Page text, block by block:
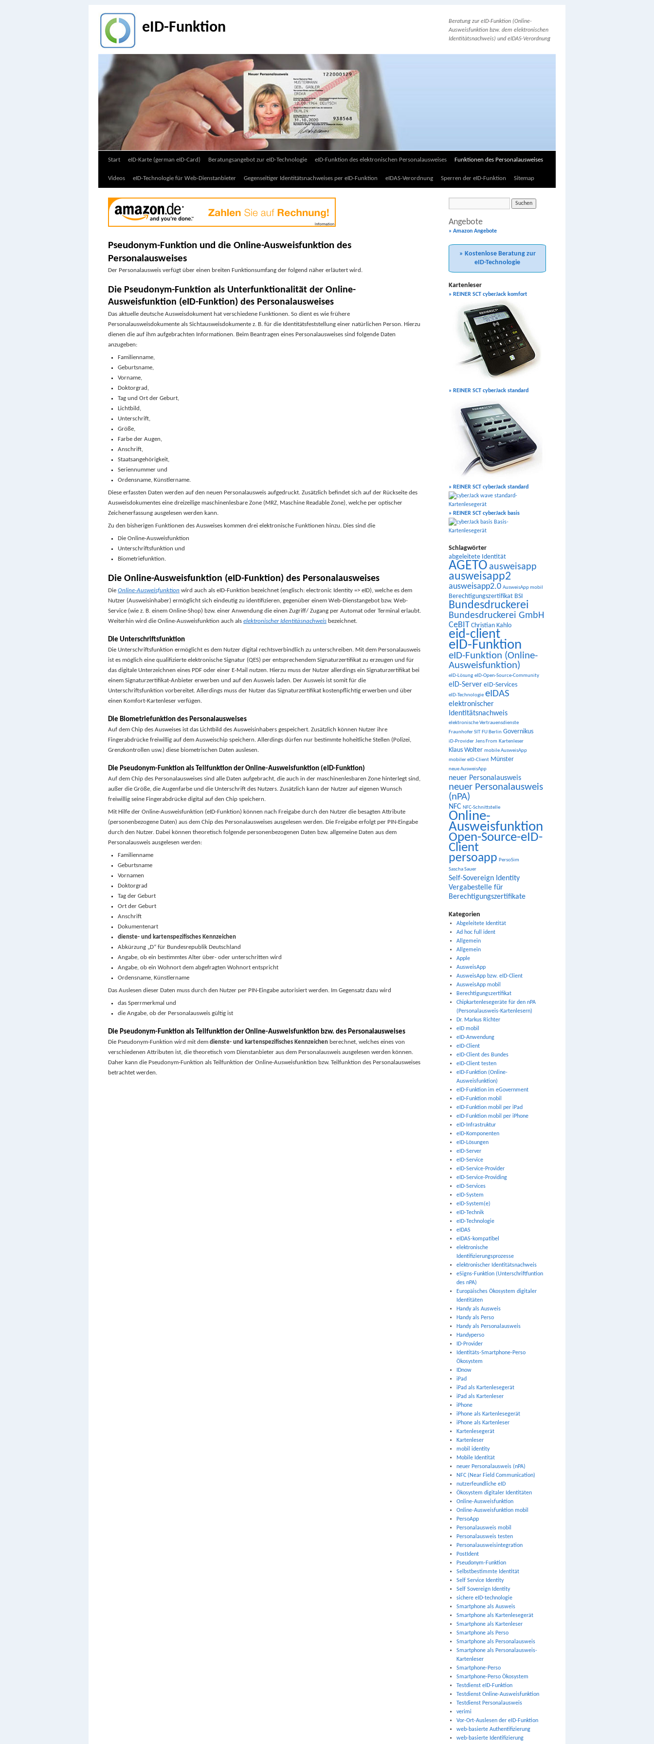
eID-Funktion
Beratung zur eID-Funktion (Online-
Ausweisfunktion bzw. dem elektronischen
Identitätsnachweis) und eIDAS-Verordnung
Zum
Inhalt
springen
Start eID-Karte (german eID-Card) Beratungsangebot zur eID-Technologie eID-Funktion des elektronischen Personalausweises Funktionen des Personalausweises
Videos eID-Technologie für Web-Dienstanbieter Gegenseitiger Identitätsnachweises per eID-Funktion eIDAS-Verordnung Sperren der eID-Funktion Sitemap
Pseudonym-Funktion und die Online-Ausweisfunktion des
Personalausweises
Der Personalausweis verfügt über einen breiten Funktionsumfang der folgend näher erläutert wird.
Die Pseudonym-Funktion als Unterfunktionalität der Online-
Ausweisfunktion (eID-Funktion) des Personalausweises
Das aktuelle deutsche Ausweisdokument hat verschiedene Funktionen. So dient es wie frühere
Personalausweisdokumente als Sichtausweisdokumente z. B. für die Identitätsfeststellung einer natürlichen Person. Hierzu
dienen die auf ihm aufgebrachten Informationen. Beim Beantragen eines Personalausweises sind folgende Daten
anzugeben:
Familienname,
Geburtsname,
Vorname,
Doktorgrad,
Tag und Ort der Geburt,
Lichtbild,
Unterschrift,
Größe,
Farbe der Augen,
Anschrift,
Staatsangehörigkeit,
Seriennummer und
Ordensname, Künstlername.
Diese erfassten Daten werden auf den neuen Personalausweis aufgedruckt. Zusätzlich befindet sich auf der Rückseite des
Ausweisdokumentes eine dreizeilige maschinenlesbare Zone (MRZ, Maschine Readable Zone), welche per optischer
Zeichenerfassung ausgelesen werden kann.
Zu den bisherigen Funktionen des Ausweises kommen drei elektronische Funktionen hinzu. Dies sind die
Die Online-Ausweisfunktion
Unterschriftsfunktion und
Biometriefunktion.
Die Online-Ausweisfunktion (eID-Funktion) des Personalausweises
Die Online-Ausweisfunktion wird auch als eID-Funktion bezeichnet (englisch: electronic Identity => eID), welche es dem
Nutzer (Ausweisinhaber) ermöglicht sich eindeutig zu identifizieren, gegenüber einem Web-Dienstangebot bzw. Web-
Service (wie z. B. einem Online-Shop) bzw. einer Anwendung die einen Zugriff/ Zugang per Automat oder Terminal erlaubt.
Weiterhin wird die Online-Ausweisfunktion auch als elektronischer Identitäsnachweis bezeichnet.
Die Unterschriftsfunktion
Die Unterschriftsfunktion ermöglicht es dem Nutzer digital rechtsverbindlich zu unterschreiben. Mit dem Personalausweis
ist es möglich eine qualifizierte elektronische Signatur (QES) per entsprechendem Signaturzertifikat zu erzeugen und für
das digitale Unterzeichnen eines PDF oder einer E-Mail nutzen. Hierzu muss der Nutzer allerdings ein Signaturzertifikat bei
einem Signaturzertifikat-Anbieter erwerben und auf den Ausweis laden. Der Ausweis ist somit für die
Unterschriftsfunktion vorbereitet. Allerdings muss der Nutzer das Signaturzertifikat kostenpflichtig erwerben und über
einen Komfort-Kartenleser verfügen.
Die Biometriefunktion des Personalausweises
Auf dem Chip des Ausweises ist das Lichtbild des Ausweisinhabers gespeichert. Zusätzlich können Nutzer ihre
Fingerabdrücke freiwillig auf dem Ausweischip speichern. Allerdings dürfen nur bestimmte hoheitliche Stellen (Polizei,
Grenzkontrollen usw.) diese biometrischen Daten auslesen.
Die Pseudonym-Funktion als Teilfunktion der Online-Ausweisfunktion (eID-Funktion)
Auf dem Chip des Personalausweises sind alle Daten aufgebracht, die auch in der maschinenlesbaren Zone hinterlegt sind,
außer die Größe, die Augenfarbe und die Unterschrift des Nutzers. Zusätzlich kann der Nutzer auf eigenen Wunsch
freiwillig seine Fingerabdrücke digital auf den Chip speichern.
Mit Hilfe der Online-Ausweisfunktion (eID-Funktion) können nach Freigabe durch den Nutzer die besagten Attribute
(personenbezogene Daten) aus dem Chip des Personalausweises ausgelesen werden. Die Freigabe erfolgt per PIN-Eingabe
durch den Nutzer. Dabei können theoretisch folgende personenbezogenen Daten bzw. allgemeine Daten aus dem
Personalausweis ausgelesen werden:
Familienname
Geburtsname
Vornamen
Doktorgrad
Tag der Geburt
Ort der Geburt
Anschrift
Dokumentenart
dienste- und kartenspezifisches Kennzeichen
Abkürzung „D“ für Bundesrepublik Deutschland
Angabe, ob ein bestimmtes Alter über- oder unterschritten wird
Angabe, ob ein Wohnort dem abgefragten Wohnort entspricht
Ordensname, Künstlername
Das Auslesen dieser Daten muss durch den Nutzer per PIN-Eingabe autorisiert werden. Im Gegensatz dazu wird
das Sperrmerkmal und
die Angabe, ob der Personalausweis gültig ist
Die Pseudonym-Funktion als Teilfunktion der Online-Ausweisfunktion bzw. des Personalausweises
Die Pseudonym-Funktion wird mit dem dienste- und kartenspezifisches Kennzeichen berechnet, welches eines von
verschiedenen Attributen ist, die theoretisch vom Dienstanbieter aus dem Personalausweis ausgelesen werden können.
Daher kann die Pseudonym-Funktion als Teilfunktion der Online-Ausweisfunktion bzw. Teilfunktion des Personalausweises
betrachtet werden.
Angebote
» Amazon Angebote
» Kostenlose Beratung zur
eID-Technologie
Kartenleser
» REINER SCT cyberJack komfort
» REINER SCT cyberJack standard
» REINER SCT cyberJack standard
» REINER SCT cyberJack basis
Schlagwörter
abgeleitete Identität
AGETO ausweisapp
ausweisapp2
ausweisapp2.0 AusweisApp mobil
Berechtigungszertifikat BSI
Bundesdruckerei
Bundesdruckerei GmbH
CeBIT Christian Kahlo
eid-client
eID-Funktion
eID-Funktion (Online-
Ausweisfunktion)
eID-Lösung eID-Open-Source-Community
eID-Server eID-Services
eID-Technologie eIDAS
elektronischer
Identitätsnachweis
elektronische Vertrauensdienste
Fraunhofer SIT FU Berlin Governikus
iD-Provider Jens From Kartenleser
Klaus Wolter mobile AusweisApp
mobiler eID-Client Münster
neue AusweisApp
neuer Personalausweis
neuer Personalausweis
(nPA)
NFC NFC-Schnittstelle
Online-
Ausweisfunktion
Open-Source-eID-
Client
persoapp PersoSim
Sascha Sauer
Self-Sovereign Identity
Vergabestelle für
Berechtigungszertifikate
Kategorien
Abgeleitete Identität
Ad hoc full ident
Allgemein
Allgemein
Apple
AusweisApp
AusweisApp bzw. eID-Client
AusweisApp mobil
Berechtigungszertifikat
Chipkartenlesegeräte für den nPA
(Personalausweis-Kartenlesern)
Dr. Markus Richter
eID mobil
eID-Anwendung
eID-Client
eID-Client des Bundes
eID-Client testen
eID-Funktion (Online-
Ausweisfunktion)
eID-Funktion im eGovernment
eID-Funktion mobil
eID-Funktion mobil per iPad
eID-Funktion mobil per iPhone
eID-Infrastruktur
eID-Komponenten
eID-Lösungen
eID-Server
eID-Service
eID-Service-Provider
eID-Service-Providing
eID-Services
eID-System
eID-System(e)
eID-Technik
eID-Technologie
eIDAS
eIDAS-kompatibel
elektronische
Identifizierungsprozesse
elektronischer Identitätsnachweis
eSigns-Funktion (Unterschriftfuntion
des nPA)
Europäisches Ökosystem digitaler
Identitäten
Handy als Ausweis
Handy als Perso
Handy als Personalausweis
Handyperso
ID-Provider
Identitäts-Smartphone-Perso
Ökosystem
IDnow
iPad
iPad als Kartenlesegerät
iPad als Kartenleser
iPhone
iPhone als Kartenlesegerät
iPhone als Kartenleser
Kartenlesegerät
Kartenleser
mobil identity
Mobile Identität
neuer Personalausweis (nPA)
NFC (Near Field Communication)
nutzerfeundliche eID
Ökosystem digitaler Identitäten
Online-Ausweisfunktion
Online-Ausweisfunktion mobil
PersoApp
Personalausweis mobil
Personalausweis testen
Personalausweisintegration
PostIdent
Pseudonym-Funktion
Selbstbestimmte Identität
Self Service Identity
Self Sovereign Identity
sichere eID-technologie
Smartphone als Ausweis
Smartphone als Kartenlesegerät
Smartphone als Kartenleser
Smartphone als Perso
Smartphone als Personalausweis
Smartphone als Personalausweis-
Kartenleser
Smartphone-Perso
Smartphone-Perso Ökosystem
Testdienst eID-Funktion
Testdienst Online-Ausweisfunktion
Testdienst Personalausweis
verimi
Vor-Ort-Auslesen der eID-Funktion
web-basierte Authentifizierung
web-basierte Identifizierung